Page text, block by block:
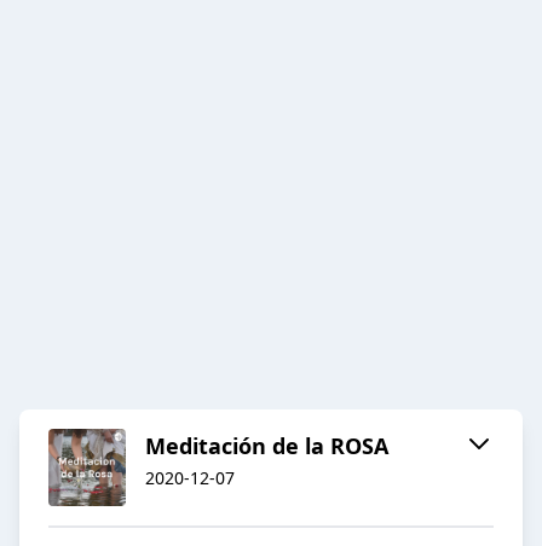
Meditación de la ROSA
2020-12-07